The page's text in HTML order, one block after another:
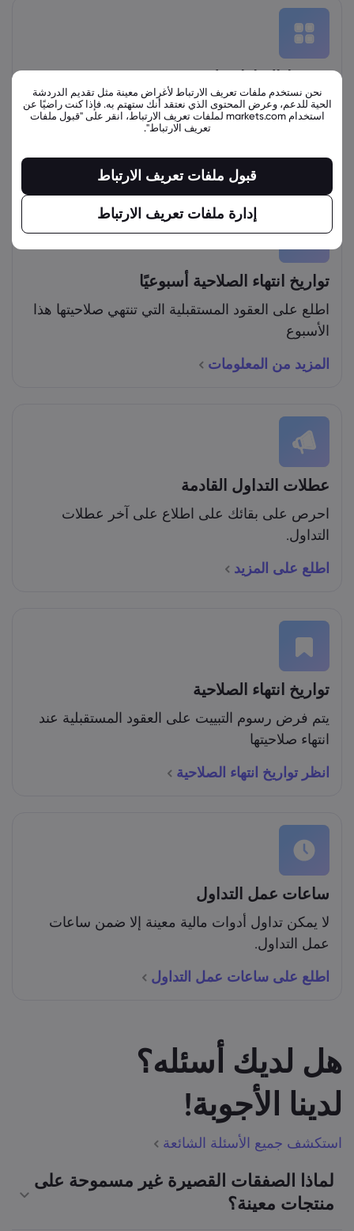
شروط التداول على MT4&5
بوسع المتداولين استخدام MetaTrader4 & 5 مع
منصتنا.
اطلع على شروط التداول
تواريخ انتهاء الصلاحية أسبوعيًا
اطلع على العقود المستقبلية التي تنتهي صلاحيتها هذا
الأسبوع
المزيد من المعلومات
عطلات التداول القادمة
احرص على بقائك على اطلاع على آخر عطلات
التداول.
اطلع على المزيد
تواريخ انتهاء الصلاحية
يتم فرض رسوم التبييت على العقود المستقبلية عند
انتهاء صلاحيتها
انظر تواريخ انتهاء الصلاحية
ساعات عمل التداول
لا يمكن تداول أدوات مالية معينة إلا ضمن ساعات
عمل التداول.
اطلع على ساعات عمل التداول
هل لديك أسئله؟
لدينا الأجوبة!
استكشف جميع الأسئلة الشائعة
لماذا الصفقات القصيرة غير مسموحة على
منتجات معينة؟
نحن نستخدم ملفات تعريف الارتباط لأغراض معينة مثل تقديم الدردشة
الحية للدعم، وعرض المحتوى الذي نعتقد أنك ستهتم به. فإذا كنت راضيًا عن
استخدام markets.com لملفات تعريف الارتباط، انقر على "قبول ملفات
تعريف الارتباط".
قبول ملفات تعريف الارتباط
إدارة ملفات تعريف الارتباط